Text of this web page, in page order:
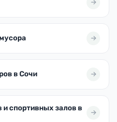
в Сочи
спортивных залов в